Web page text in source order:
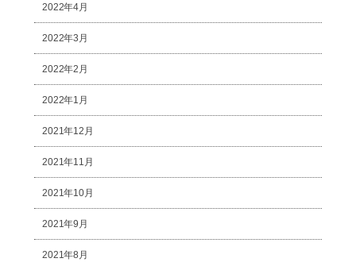
2022年4月
2022年3月
2022年2月
2022年1月
2021年12月
2021年11月
2021年10月
2021年9月
2021年8月